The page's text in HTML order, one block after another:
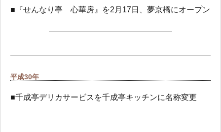
■『せんなり亭 心華房』を2月17日、夢京橋にオープン
平成30年
■千成亭デリカサービスを千成亭キッチンに名称変更